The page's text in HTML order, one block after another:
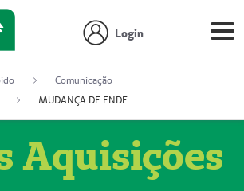
Login
Comunicação
MUDANÇA DE ENDEREÇO - DIAGITAB SERVIÇOS MÉDICOS LTDA (54003267-5)
Aquisições